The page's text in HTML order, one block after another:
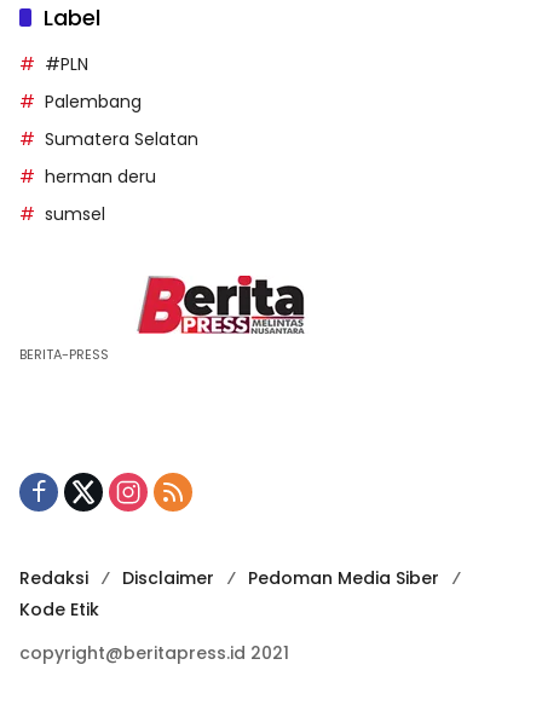
Label
#PLN
Palembang
Sumatera Selatan
herman deru
sumsel
BERITA-PRESS
Redaksi Disclaimer
Pedoman Media Siber
Kode Etik
copyright@beritapress.id 2021